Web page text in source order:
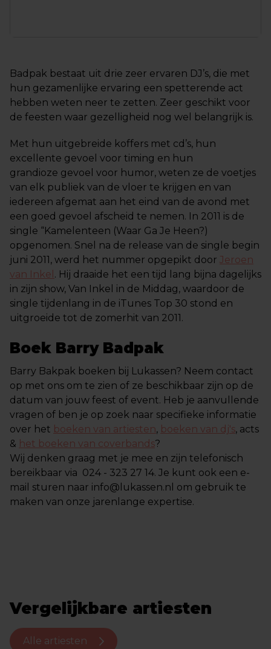
Badpak bestaat uit drie zeer ervaren DJ’s, die met
hun gezamenlijke ervaring een spetterende act
hebben weten neer te zetten. Zeer geschikt voor
de feesten waar gezelligheid nog wel belangrijk is.
Met hun uitgebreide koffers met cd’s, hun
excellente gevoel voor timing en hun
grandioze gevoel voor humor, weten ze de voetjes
van elk publiek van de vloer te krijgen en van
iedereen afgemat aan het eind van de avond met
een goed gevoel afscheid te nemen. In 2011 is de
single “Kamelenteen (Waar Ga Je Heen?)
opgenomen. Snel na de release van de single begin
juni 2011, werd het nummer opgepikt door Jeroen
van Inkel . Hij draaide het een tijd lang bijna dagelijks
in zijn show, Van Inkel in de Middag, waardoor de
single tijdenlang in de iTunes Top 30 stond en
uitgroeide tot de zomerhit van 2011.
Boek Barry Badpak
Barry Bakpak boeken bij Lukassen? Neem contact
op met ons om te zien of ze beschikbaar zijn op de
datum van jouw feest of event. Heb je aanvullende
vragen of ben je op zoek naar specifieke informatie
over het boeken van artiesten, boeken van dj's, acts
& het boeken van coverbands?
Wij denken graag met je mee en zijn telefonisch
bereikbaar via 024 - 323 27 14. Je kunt ook een e-
mail sturen naar info@lukassen.nl om gebruik te
maken van onze jarenlange expertise.
Vergelijkbare artiesten
Alle artiesten